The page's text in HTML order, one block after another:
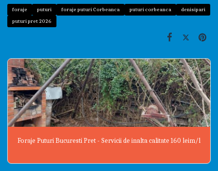
foraje puturi foraje puturi Corbeanca puturi corbeanca
denisipari
puturi pret 2026
Foraje Puturi Bucuresti Pret - Servicii de inalta calitate 160 leim/l